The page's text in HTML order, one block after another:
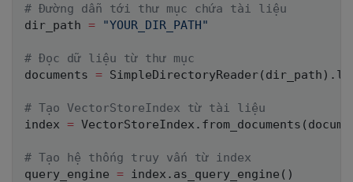
# Đường dẫn tới thư mục chứa tài liệu
dir_path = "YOUR_DIR_PATH"
# Đọc dữ liệu từ thư mục
documents = SimpleDirectoryReader( dir_path ) .
# Tạo VectorStoreIndex từ tài liệu
index = VectorStoreIndex . from_documents (
# Tạo hệ thống truy vấn từ index
query_engine = index . as_query_engine ( )